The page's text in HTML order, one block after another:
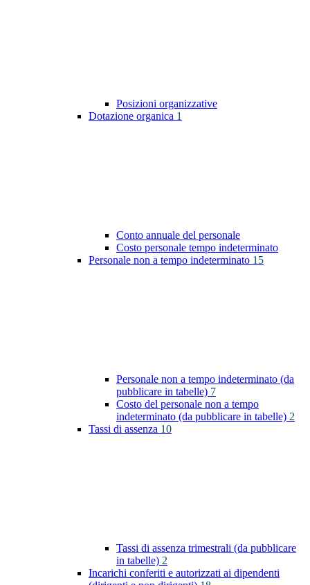
Posizioni organizzative
Dotazione organica 1
Conto annuale del personale
Costo personale tempo indeterminato
Personale non a tempo indeterminato 15
Personale non a tempo indeterminato (da
pubblicare in tabelle) 7
Costo del personale non a tempo
indeterminato (da pubblicare in tabelle) 2
Tassi di assenza 10
Tassi di assenza trimestrali (da pubblicare
in tabelle) 2
Incarichi conferiti e autorizzati ai dipendenti